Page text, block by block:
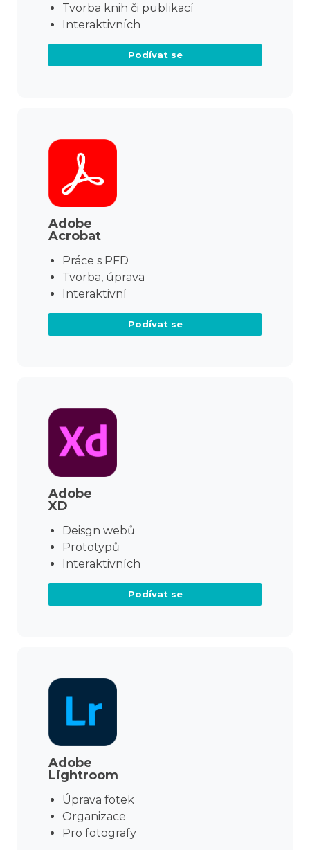
Tvorba knih či publikací
Interaktivních
Podívat se
Adobe
Acrobat
Práce s PFD
Tvorba, úprava
Interaktivní
Podívat se
Adobe
XD
Deisgn webů
Prototypů
Interaktivních
Podívat se
Adobe
Lightroom
Úprava fotek
Organizace
Pro fotografy